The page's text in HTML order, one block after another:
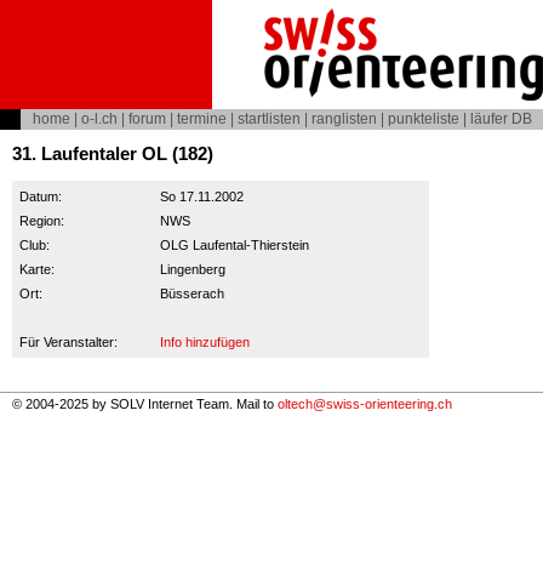
home o-l.ch forum termine startlisten ranglisten punkteliste läufer DB
31. Laufentaler OL (182)
Datum:
So 17.11.2002
Region:
NWS
Club:
OLG Laufental-Thierstein
Karte:
Lingenberg
Ort:
Büsserach
Für Veranstalter: Info hinzufügen
© 2004-2025 by SOLV Internet Team. Mail to oltech@swiss-orienteering.ch